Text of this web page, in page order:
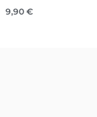
9,90 €